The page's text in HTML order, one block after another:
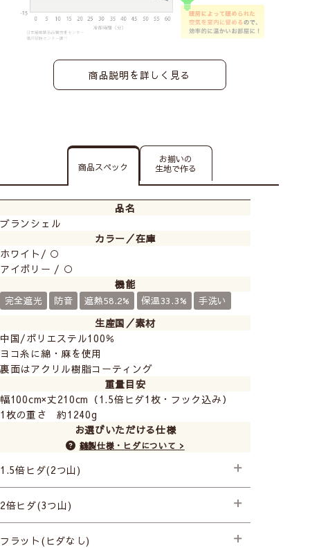
商品説明を詳しく見る
商品スペック
お揃いの
生地で作る
品名
ブランシェル
カラー／在庫
ホワイト/ ○
アイボリー / ○
機能
完全遮光 防音 遮熱58.2% 保温33.3% 手洗い
生産国／素材
中国/ポリエステル100％
ヨコ糸に綿・麻を使用
裏面はアクリル樹脂コーティング
重量目安
幅100cm×丈210cm（1.5倍ヒダ1枚・フック込み）
1枚の重さ 約1240g
お選びいただける仕様
縫製仕様・ヒダについて >
1.5倍ヒダ(2つ山)
├プレミアム縫製+形状記憶
2倍ヒダ(3つ山)
├プレミアム縫製+形状記憶
フラット(ヒダなし)